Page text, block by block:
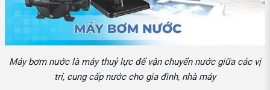
Máy bơm nước là máy thuỷ lực để vận chuyển nước giữa các vị
trí, cung cấp nước cho gia đình, nhà máy